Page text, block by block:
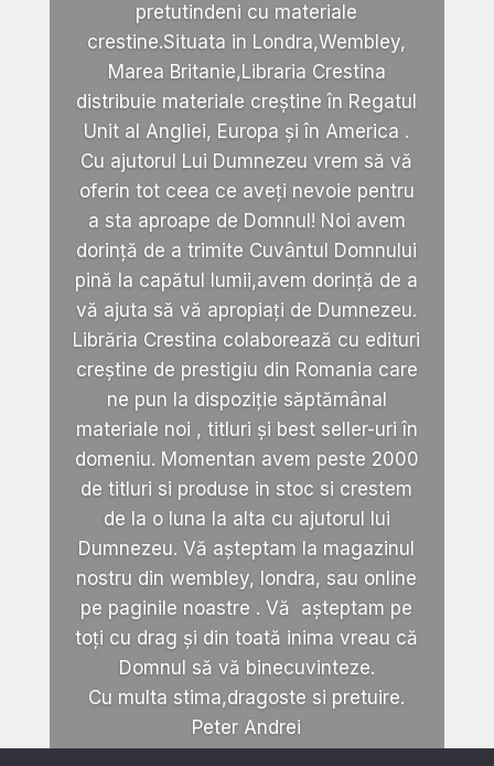
pretutindeni cu materiale
crestine.Situata in Londra,Wembley,
Marea Britanie,Libraria Crestina
distribuie materiale creștine în Regatul
Unit al Angliei, Europa și în America .
Cu ajutorul Lui Dumnezeu vrem să vă
oferin tot ceea ce aveți nevoie pentru
a sta aproape de Domnul! Noi avem
dorință de a trimite Cuvântul Domnului
pină la capătul lumii,avem dorință de a
vă ajuta să vă apropiați de Dumnezeu.
Librăria Crestina colaborează cu edituri
creștine de prestigiu din Romania care
ne pun la dispoziție săptămânal
materiale noi , titluri și best seller-uri în
domeniu. Momentan avem peste 2000
de titluri si produse in stoc si crestem
de la o luna la alta cu ajutorul lui
Dumnezeu. Vă așteptam la magazinul
nostru din wembley, londra, sau online
pe paginile noastre . Vă așteptam pe
toți cu drag și din toată inima vreau că
Domnul să vă binecuvinteze.
Cu multa stima,dragoste si pretuire.
Peter Andrei